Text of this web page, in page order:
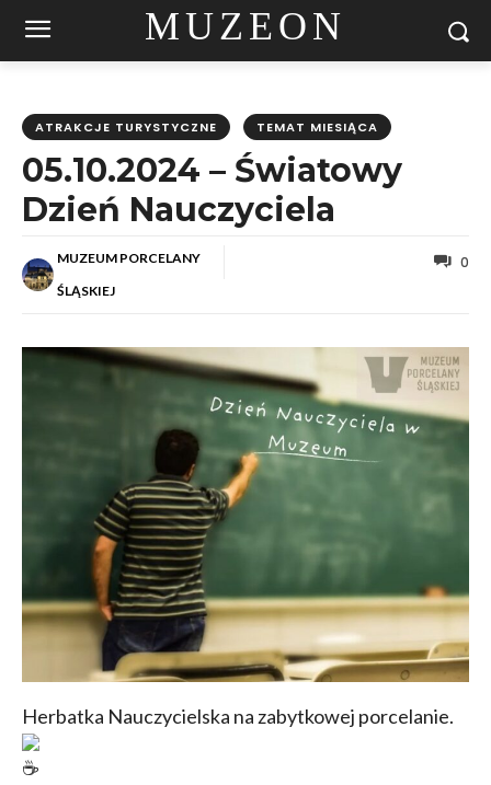
MUZEON
ATRAKCJE TURYSTYCZNE TEMAT MIESIĄCA
05.10.2024 – Światowy
Dzień Nauczyciela
MUZEUM PORCELANY
ŚLĄSKIEJ
0
Herbatka Nauczycielska na zabytkowej porcelanie.